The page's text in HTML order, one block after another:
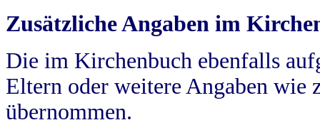
Zusätzliche Angaben im
Die im Kirchenbuch ebenfalls
Eltern oder weitere Angaben wie
übernommen.